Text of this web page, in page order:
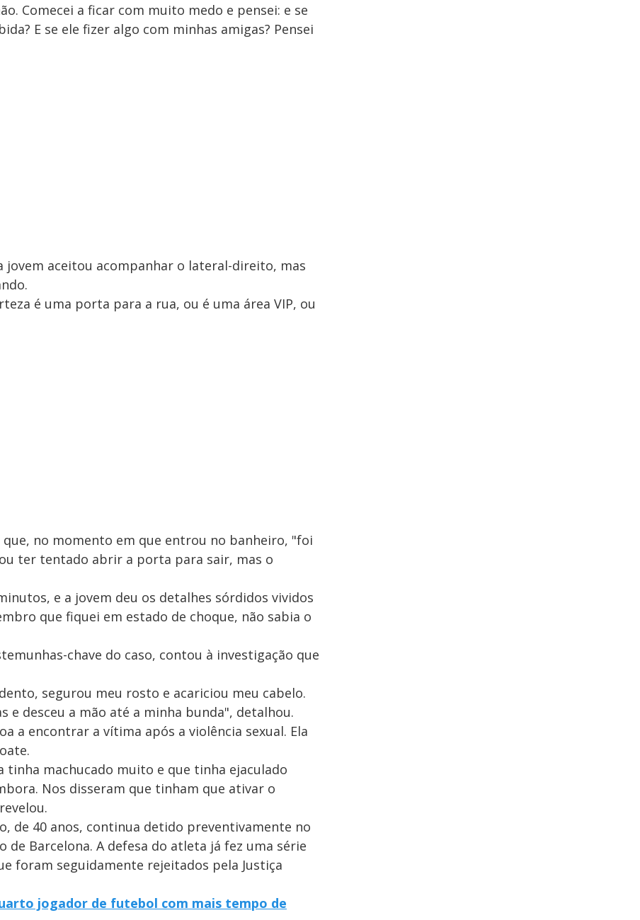
Comecei a ficar com muito medo e pensei: e se
E se ele fizer algo com minhas amigas? Pensei
aceitou acompanhar o lateral-direito, mas
é uma porta para a rua, ou é uma área VIP, ou
que, no momento em que entrou no banheiro, "foi
ter tentado abrir a porta para sair, mas o
e a jovem deu os detalhes sórdidos vividos
que fiquei em estado de choque, não sabia o
chave do caso, contou à investigação que
segurou meu rosto e acariciou meu cabelo.
e desceu a mão até a minha bunda", detalhou.
a encontrar a vítima após a violência sexual. Ela
tinha machucado muito e que tinha ejaculado
Nos disseram que tinham que ativar o
de 40 anos, continua detido preventivamente no
Barcelona. A defesa do atleta já fez uma série
foram seguidamente rejeitados pela Justiça
jogador de futebol com mais tempo de